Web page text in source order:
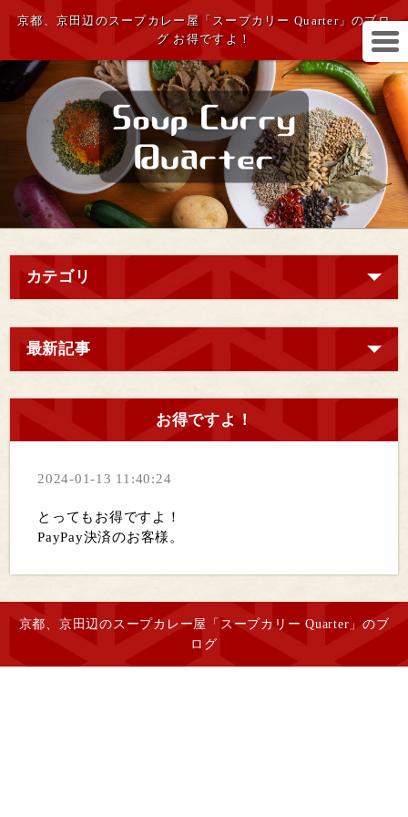
京都、京田辺のスープカレー屋「スープカリー Quarter」のブロ
グ お得ですよ！
カテゴリ
最新記事
お得ですよ！
2024-01-13 11:40:24
とってもお得ですよ！
PayPay決済のお客様。
京都、京田辺のスープカレー屋「スープカリー Quarter」のブ
ログ